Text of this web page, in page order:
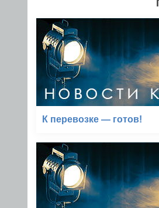
К перевозке — готов!